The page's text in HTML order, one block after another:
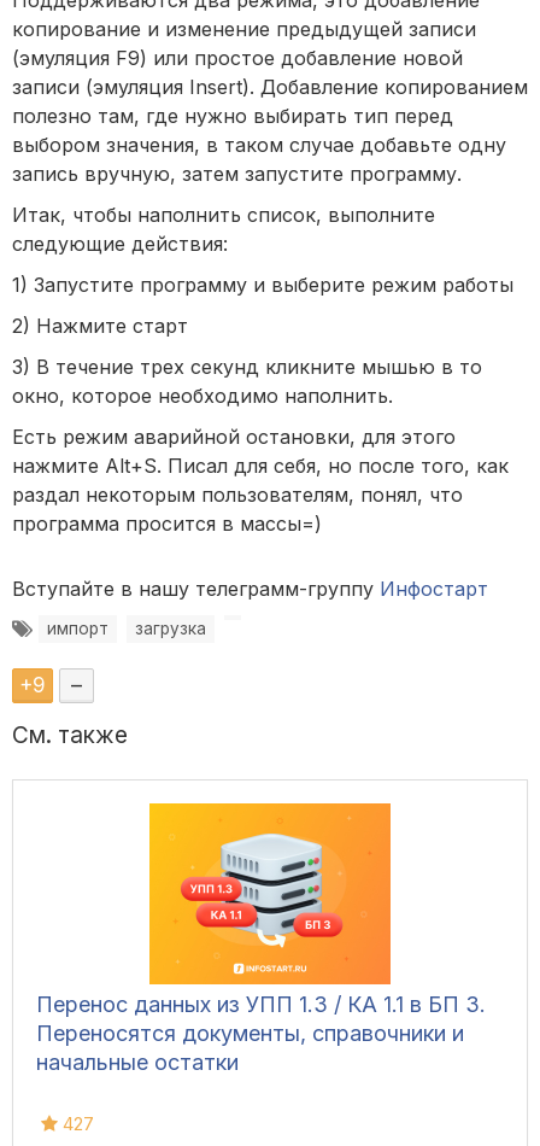
копирование и изменение предыдущей записи
(эмуляция F9) или простое добавление новой
записи (эмуляция Insert). Добавление копированием
полезно там, где нужно выбирать тип перед
выбором значения, в таком случае добавьте одну
запись вручную, затем запустите программу.
Итак, чтобы наполнить список, выполните
следующие действия:
1) Запустите программу и выберите режим работы
2) Нажмите старт
3) В течение трех секунд кликните мышью в то
окно, которое необходимо наполнить.
Есть режим аварийной остановки, для этого
нажмите Alt+S. Писал для себя, но после того, как
раздал некоторым пользователям, понял, что
программа просится в массы=)
Вступайте в нашу телеграмм-группу Инфостарт
импорт загрузка
+9 –
См. также
Перенос данных из УПП 1.3 / КА 1.1 в БП 3.
Переносятся документы, справочники и
начальные остатки
427